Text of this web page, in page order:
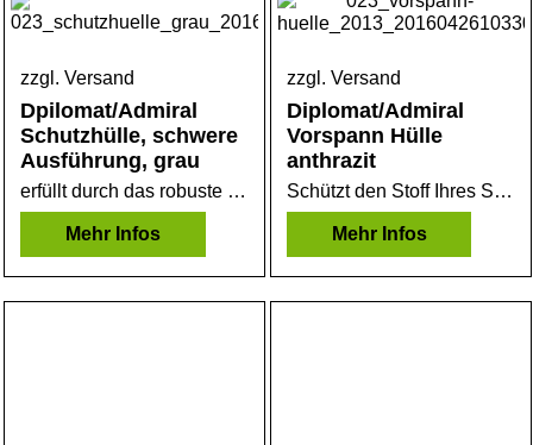
zzgl. Versand
Dpilomat/Admiral
Schutzhülle, schwere
Ausführung, grau
erfüllt durch das robuste und extrem reißfeste Material alle Anforderungen um Ihren Strandkorb im Freien überwintern zu lassen.
Mehr Infos
zzgl. Versand
Diplomat/Admiral
Vorspann Hülle
anthrazit
Schützt den Stoff Ihres Strandkorbes, ersetzt aber eine normale hochwertige Schutzhülle nicht. Auch als Ersatz für ein Tierschutzgitter zu nutzen.
Mehr Infos